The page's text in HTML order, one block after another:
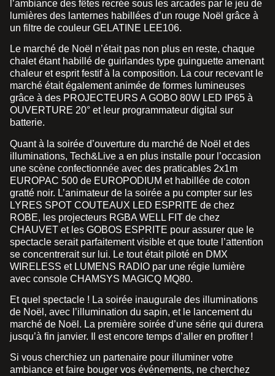
l’ambiance des fêtes recrée sous les arcades par le jeu de
lumières des lanternes habillées d’un rouge Noël grâce à
un filtre de couleur GELATINE LEE106.
Le marché de Noël n’était pas non plus en reste, chaque
chalet étant habillé de guirlandes type guinguette amenant
chaleur et esprit festif à la composition. La cour recevant le
marché était également animée de formes lumineuses
grâce à des PROJECTEURS A GOBO 80W LED IP65 à
OUVERTURE 20° et leur programmateur digital sur
batterie.
Quant à la soirée d’ouverture du marché de Noël et des
illuminations, Tech&Live a en plus installe pour l’occasion
une scène confectionnée avec des praticables 2x1m
EUROPAC 500 de EUROPODIUM et habillée de coton
gratté noir. L’animateur de la soirée a pu compter sur les
LYRES SPOT COUTEAUX LED ESPRITE de chez
ROBE, les projecteurs RGBA WELL FIT de chez
CHAUVET et les GOBOS ESPRITE pour assurer que le
spectacle serait parfaitement visible et que toute l’attention
se concentrerait sur lui. Le tout était piloté en DMX
WIRELESS et LUMENS RADIO par une régie lumière
avec console CHAMSYS MAGICQ MQ80.
Et quel spectacle ! La soirée inaugurale des illuminations
de Noël, avec l’illumination du sapin, et le lancement du
marché de Noël. La première soirée d’une série qui durera
jusqu’à fin janvier. Il est encore temps d’aller en profiter !
Si vous cherchiez un partenaire pour illuminer votre
ambiance et faire bouger vos événements, ne cherchez